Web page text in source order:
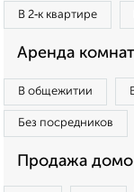
В 2‑к квартире
Аренда
В общежитии
Без посредников
Продажа